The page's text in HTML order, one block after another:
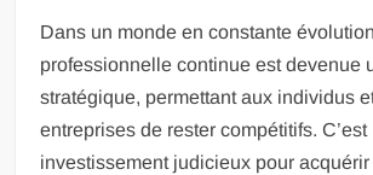
Dans un monde en constante
professionnelle continue est devenue
stratégique, permettant aux individus
entreprises de rester compétitifs. C’est
investissement judicieux pour acquérir